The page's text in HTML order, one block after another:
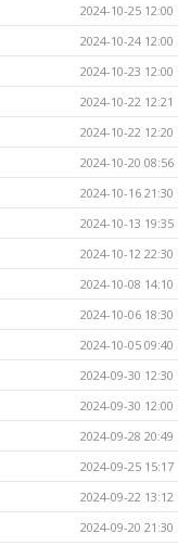
2024-10-25 12:00
2024-10-24 12:00
2024-10-23 12:00
2024-10-22 12:21
2024-10-22 12:20
2024-10-20 08:56
2024-10-16 21:30
2024-10-13 19:35
2024-10-12 22:30
2024-10-08 14:10
2024-10-06 18:30
2024-10-05 09:40
2024-09-30 12:30
2024-09-30 12:00
2024-09-28 20:49
2024-09-25 15:17
2024-09-22 13:12
2024-09-20 21:30